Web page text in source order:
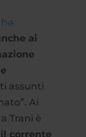
ha
ai
assunti
Ai
Trani è
corrente